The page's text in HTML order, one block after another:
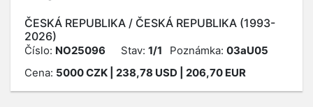
ČESKÁ REPUBLIKA / ČESKÁ REPUBLIKA (1993-
2026)
Číslo: NO25096 Stav: 1/1 Poznámka: 03aU05
Cena: 5000CZK | 238,78 USD | 206,70 EUR